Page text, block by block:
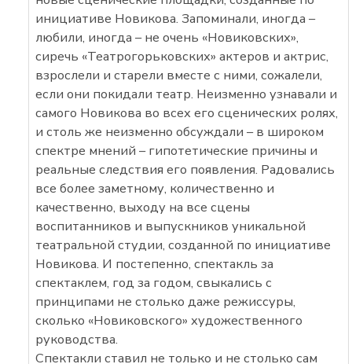
инициативе Новикова. Запоминали, иногда –
любили, иногда – не очень «Новиковских»,
сиречь «Театрогорьковских» актеров и актрис,
взрослели и старели вместе с ними, сожалели,
если они покидали театр. Неизменно узнавали и
самого Новикова во всех его сценических ролях,
и столь же неизменно обсуждали – в широком
спектре мнений – гипотетические причины и
реальные следствия его появления. Радовались
все более заметному, количественно и
качественно, выходу на все сцены
воспитанников и выпускников уникальной
театральной студии, созданной по инициативе
Новикова. И постепенно, спектакль за
спектаклем, год за годом, свыкались с
принципами не столько даже режиссуры,
сколько «Новиковского» художественного
руководства.
Спектакли ставил не только и не столько сам